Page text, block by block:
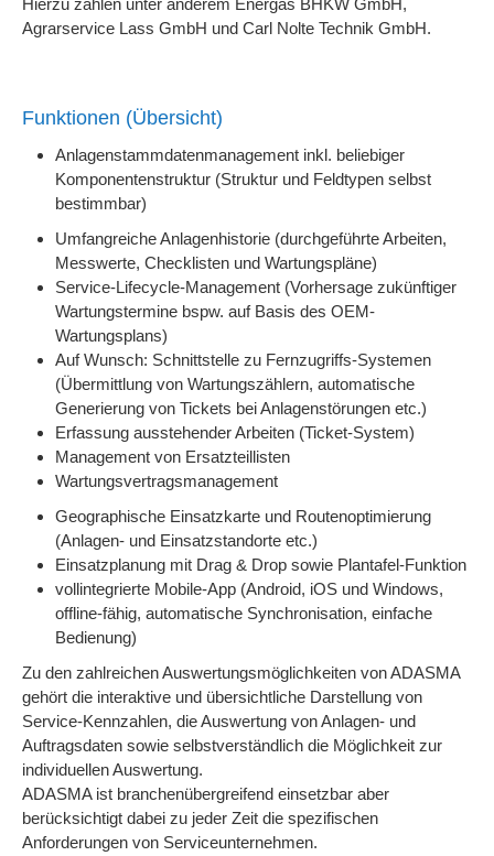
Hierzu zählen unter anderem Energas BHKW GmbH,
Agrarservice Lass GmbH und Carl Nolte Technik GmbH.
Funktionen (Übersicht)
Anlagenstammdatenmanagement inkl. beliebiger
Komponentenstruktur (Struktur und Feldtypen selbst
bestimmbar)
Umfangreiche Anlagenhistorie (durchgeführte Arbeiten,
Messwerte, Checklisten und Wartungspläne)
Service-Lifecycle-Management (Vorhersage zukünftiger
Wartungstermine bspw. auf Basis des OEM-
Wartungsplans)
Auf Wunsch: Schnittstelle zu Fernzugriffs-Systemen
(Übermittlung von Wartungszählern, automatische
Generierung von Tickets bei Anlagenstörungen etc.)
Erfassung ausstehender Arbeiten (Ticket-System)
Management von Ersatzteillisten
Wartungsvertragsmanagement
Geographische Einsatzkarte und Routenoptimierung
(Anlagen- und Einsatzstandorte etc.)
Einsatzplanung mit Drag & Drop sowie Plantafel-Funktion
vollintegrierte Mobile-App (Android, iOS und Windows,
offline-fähig, automatische Synchronisation, einfache
Bedienung)
Zu den zahlreichen Auswertungsmöglichkeiten von ADASMA
gehört die interaktive und übersichtliche Darstellung von
Service-Kennzahlen, die Auswertung von Anlagen- und
Auftragsdaten sowie selbstverständlich die Möglichkeit zur
individuellen Auswertung.
ADASMA ist branchenübergreifend einsetzbar aber
berücksichtigt dabei zu jeder Zeit die spezifischen
Anforderungen von Serviceunternehmen.